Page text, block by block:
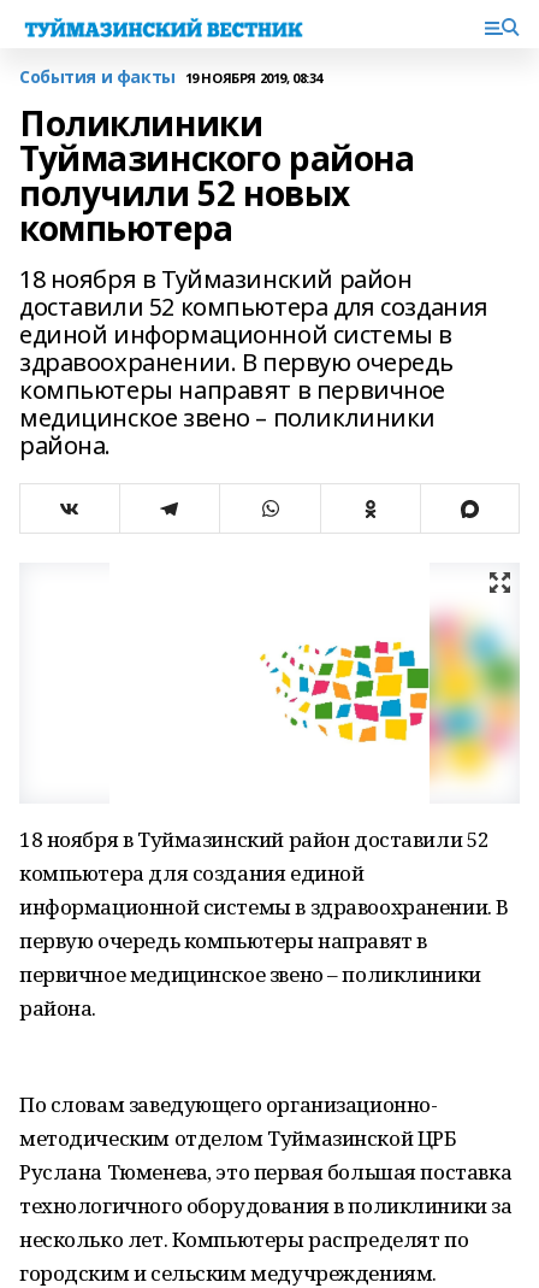
События и факты 19 НОЯБРЯ 2019, 08:34
Поликлиники
Туймазинского района
получили 52 новых
компьютера
18 ноября в Туймазинский район
доставили 52 компьютера для создания
единой информационной системы в
здравоохранении. В первую очередь
компьютеры направят в первичное
медицинское звено – поликлиники
района.
18 ноября в Туймазинский район доставили 52
компьютера для создания единой
информационной системы в здравоохранении. В
первую очередь компьютеры направят в
первичное медицинское звено – поликлиники
района.
По словам заведующего организационно-
методическим отделом Туймазинской ЦРБ
Руслана Тюменева, это первая большая поставка
технологичного оборудования в поликлиники за
несколько лет. Компьютеры распределят по
городским и сельским медучреждениям.